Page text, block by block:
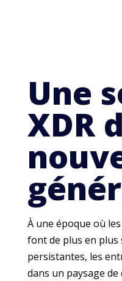
Une
XDR
À une époque où
font de plus en
persistantes, les
dans un paysage